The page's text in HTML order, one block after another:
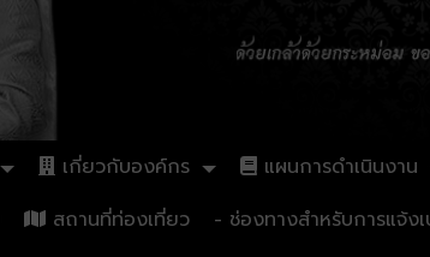
เกี่ยวกับองค์กร แผนการดำเนินงาน
สถานที่ท่องเที่ยว
- ช่องทางสำหรับการแจ้ง